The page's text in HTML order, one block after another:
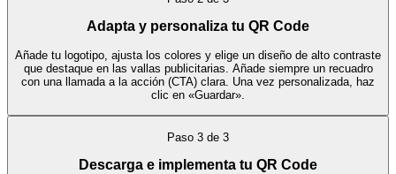
Adapta y personaliza tu QR Code
Añade tu logotipo, ajusta los colores y elige un diseño de alto contraste
que destaque en las vallas publicitarias. Añade siempre un recuadro
con una llamada a la acción (CTA) clara. Una vez personalizada, haz
clic en «Guardar».
Paso 3 de 3
Descarga e implementa tu QR Code